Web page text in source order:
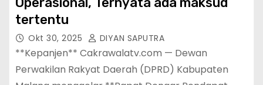
tertentu
Okt 30, 2025 DIYAN SAPUTRA
**Kepanjen** Cakrawalatv.com — Dewan
Perwakilan Rakyat Daerah (DPRD) Kabupaten